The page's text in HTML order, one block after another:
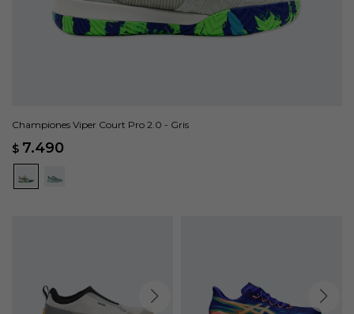
Championes Viper Court Pro 2.0 - Gris
$ 7.490